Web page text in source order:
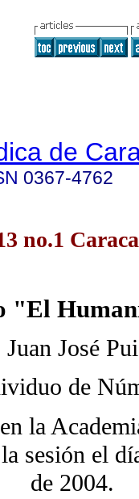
de
0367-4762
no.1
"El
José
de
la
sesión el
de 2004.